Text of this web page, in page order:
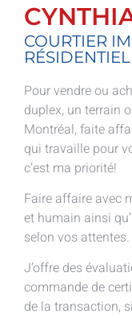
COURTIER
Pour vendre ou
duplex, un terrain
Montréal, faite
qui travaille pour
c’est ma priorité!
Faire affaire avec
et humain ainsi
selon vos attentes.
J’offre des
commande de
de la transaction,